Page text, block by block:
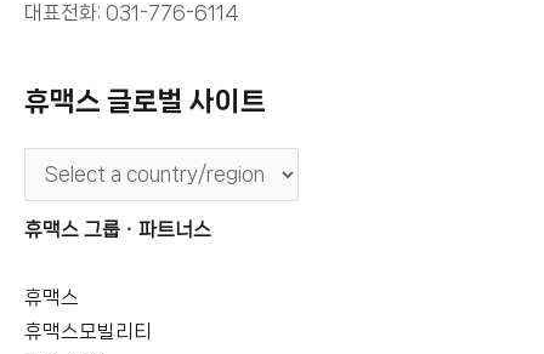
대표전화: 031-776-6114
휴맥스 글로벌 사이트
휴맥스 그룹ㆍ파트너스
휴맥스
휴맥스모빌리티